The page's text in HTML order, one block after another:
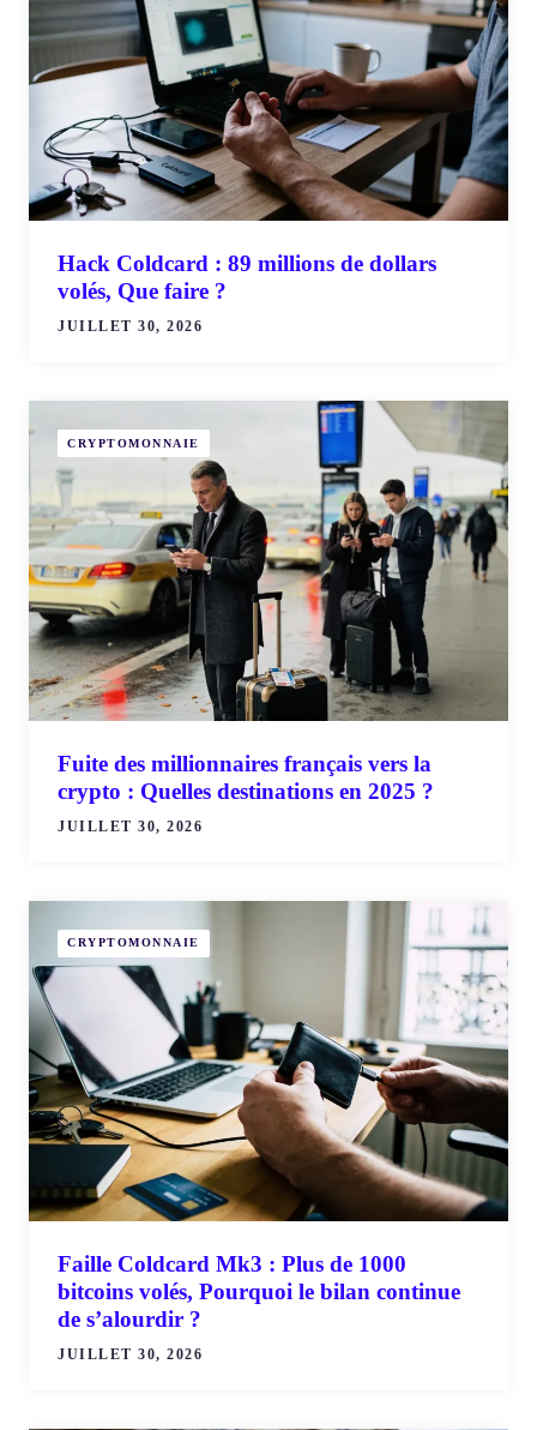
Hack Coldcard : 89 millions de dollars
volés, Que faire ?
JUILLET 30, 2026
CRYPTOMONNAIE
Fuite des millionnaires français vers la
crypto : Quelles destinations en 2025 ?
JUILLET 30, 2026
CRYPTOMONNAIE
Faille Coldcard Mk3 : Plus de 1000
bitcoins volés, Pourquoi le bilan continue
de s’alourdir ?
JUILLET 30, 2026